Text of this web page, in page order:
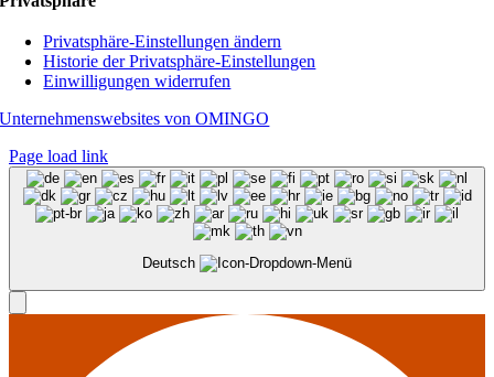
Privatsphäre-Einstellungen ändern
Historie der Privatsphäre-Einstellungen
Einwilligungen widerrufen
Unternehmenswebsites von OMINGO
Page load link
Deutsch